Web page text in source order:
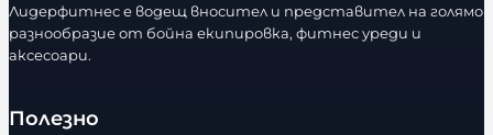
Лидерфитнес е водещ вносител и представител на голямо
разнообразие от бойна екипировка, фитнес уреди и
аксесоари.
Полезно